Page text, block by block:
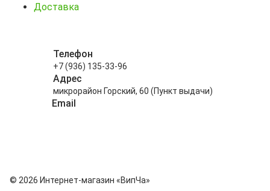
Доставка
Телефон
+7 (936) 135-33-96
Адрес
микрорайон Горский, 60 (Пункт выдачи)
Email
© 2026 Интернет-магазин «ВипЧа»